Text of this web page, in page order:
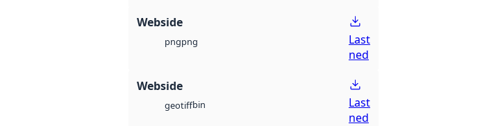
Webside
pngpng
Last
ned
Webside
geotiffbin
Last
ned